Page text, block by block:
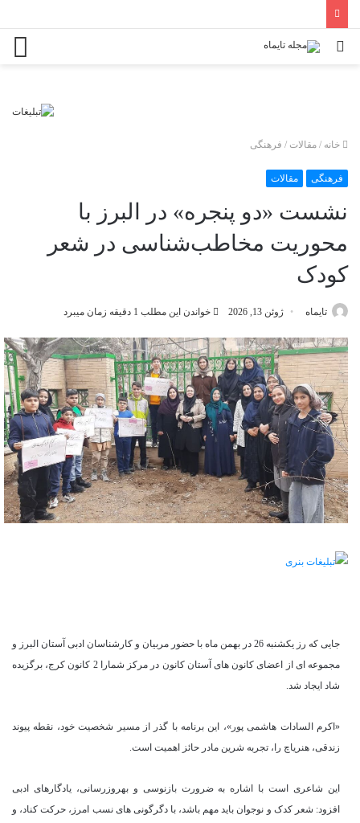
جستجو
خانه / مقالات / فرهنگی
فرهنگی مقالات
نشست «دو پنجره» در البرز با
محوریت مخاطب‌شناسی در شعر
کودک
تایماه ژوئن 13, 2026 خواندن این مطلب 1 دقیقه زمان میبرد
جایی که رز یکشنبه 26 در بهمن ماه با حضور مربیان و کارشناسان ادبی آستان البرز و
مجموعه ای از اعضای کانون های آستان کانون در مرکز شمارا 2 کانون کرج، برگزیده
شاد ایجاد شد.
«اکرم السادات هاشمی پور»، این برنامه با گذر از مسیر شخصیت خود، نقطه پیوند
زندقی، هنریاچ را، تجربه شرین مادر حائز اهمیت است.
این شاعری است با اشاره به ضرورت بازنوسی و بهروزرسانی، یادگارهای ادبی
افزود: شعر کدک و نوجوان باید مهم باشد، با دگرگونی های نسب امرز، حرکت کناد، و